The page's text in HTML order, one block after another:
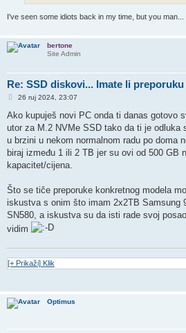
I've seen some idiots back in my time, but you man...
bertone
Site Admin
Re: SSD diskovi... Imate li preporuku
P
s
26 ruj 2024, 23:07
Ako kupuješ novi PC onda ti danas gotovo
utor za M.2 NVMe SSD tako da ti je odluka
u brzini u nekom normalnom radu po doma
biraj između 1 ili 2 TB jer su ovi od 500 GB
kapacitet/cijena.
Što se tiče preporuke konkretnog modela
iskustva s onim što imam 2x2TB Samsung
SN580, a iskustva su da isti rade svoj
vidim
[+ Prikaži] Klik
Optimus